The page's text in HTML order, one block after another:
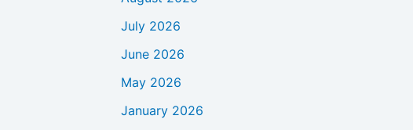
July 2026
June 2026
May 2026
January 2026